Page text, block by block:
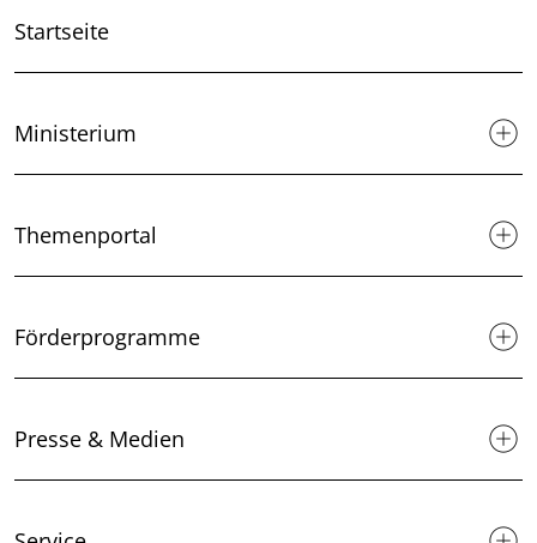
Startseite
Ministerium
Themenportal
Förderprogramme
Presse & Medien